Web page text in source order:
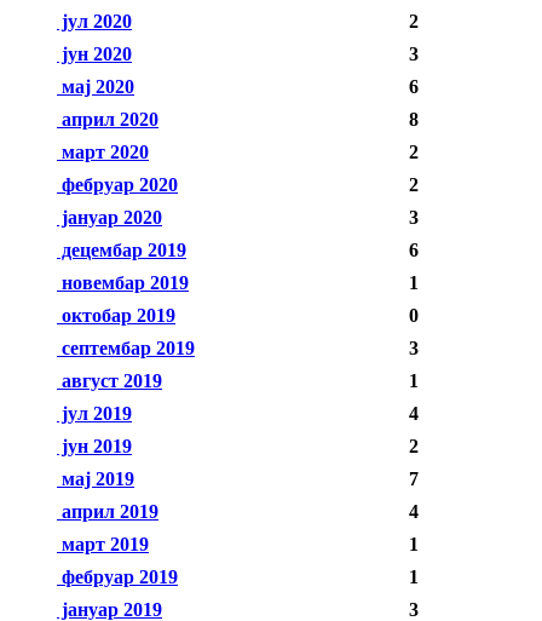
јул 2020
2
јун 2020
3
мај 2020
6
април 2020
8
март 2020
2
фебруар 2020
2
јануар 2020
3
децембар 2019
6
новембар 2019
1
октобар 2019
0
септембар 2019
3
август 2019
1
јул 2019
4
јун 2019
2
мај 2019
7
април 2019
4
март 2019
1
фебруар 2019
1
јануар 2019
3